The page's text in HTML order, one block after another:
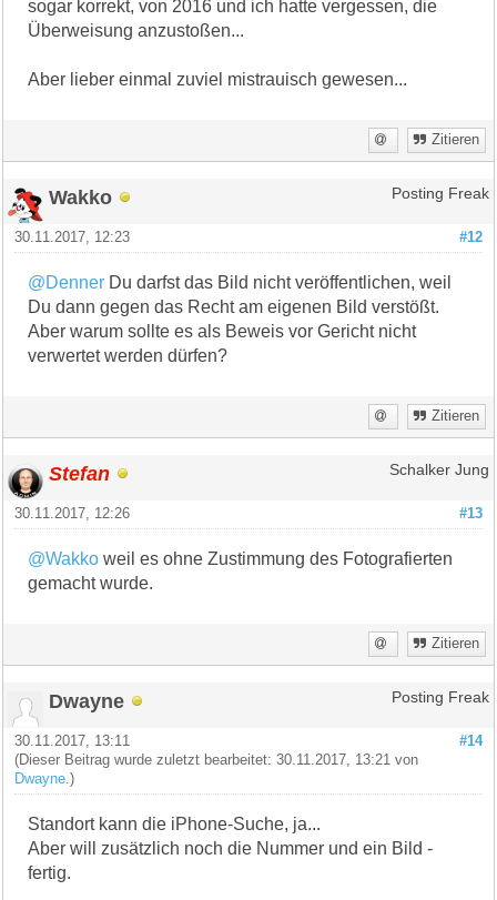
sogar korrekt, von 2016 und ich hatte vergessen, die
Überweisung anzustoßen...
Aber lieber einmal zuviel mistrauisch gewesen...
Zitieren
Wakko Posting Freak
#12
30.11.2017, 12:23
@Denner Du darfst das Bild nicht veröffentlichen, weil
Du dann gegen das Recht am eigenen Bild verstößt.
Aber warum sollte es als Beweis vor Gericht nicht
verwertet werden dürfen?
Zitieren
Stefan Schalker Jung
#13
30.11.2017, 12:26
@Wakko weil es ohne Zustimmung des Fotografierten
gemacht wurde.
Zitieren
Dwayne Posting Freak
#14
30.11.2017, 13:11
(Dieser Beitrag wurde zuletzt bearbeitet: 30.11.2017, 13:21 von
Dwayne .)
Standort kann die iPhone-Suche, ja...
Aber will zusätzlich noch die Nummer und ein Bild -
fertig.